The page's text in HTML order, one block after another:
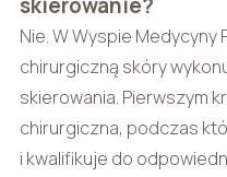
skierowanie?
Nie. W Wyspie
chirurgiczną skóry
skierowania. Pierwszym
chirurgiczna, podczas
i kwalifikuje do